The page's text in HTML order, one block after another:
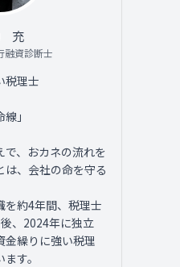
充
融資診断士
税理士
」
、おカネの流れを
は、会社の命を守る
を約4年間、税理士
、2024年に独立
金繰りに強い税理
す。